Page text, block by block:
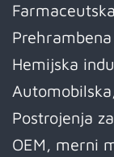
Hemijska
Postrojenja
OEM, merni